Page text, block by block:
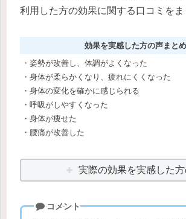
利用した方の効果に関する口コミをま
効果を実感した方の声まとめ
・姿勢が改善し、体調がよくなった
・身体が柔らかくなり、疲れにくくなった
・身体の変化を確かに感じられる
・呼吸がしやすくなった
・身体が痩せた
・腰痛が改善した
実際の効果を実感した
コメント